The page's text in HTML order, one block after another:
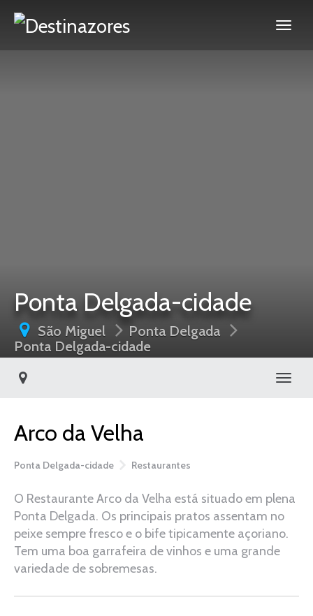
Ponta Delgada-cidade
São Miguel
Ponta Delgada
Ponta Delgada-cidade
Arco da Velha
Ponta Delgada-cidade Restaurantes
O Restaurante Arco da Velha está situado em plena
Ponta Delgada. Os principais pratos assentam no
peixe sempre fresco e o bife tipicamente açoriano.
Tem uma boa garrafeira de vinhos e uma grande
variedade de sobremesas.